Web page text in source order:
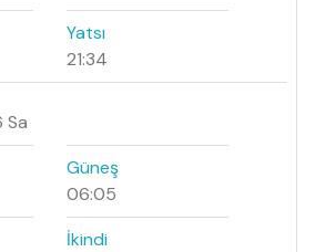
Yatsı
21:34
Sa
Güneş
06:05
İkindi